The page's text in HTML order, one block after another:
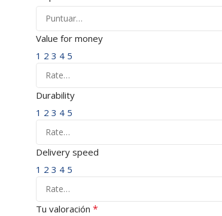
Value for money
1 2 3 4 5
Durability
1 2 3 4 5
Delivery speed
1 2 3 4 5
Tu valoración *